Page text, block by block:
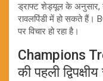
ड्राफ्ट शेड्यूल के अनुसार,
रावलपिंडी में हो सकते हैं।
पर विचार हो रहा है।
Champions
की पहली